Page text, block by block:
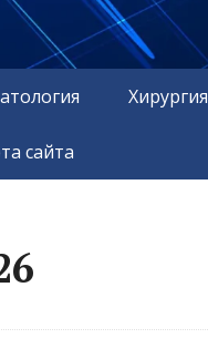
Хирургия
сайта